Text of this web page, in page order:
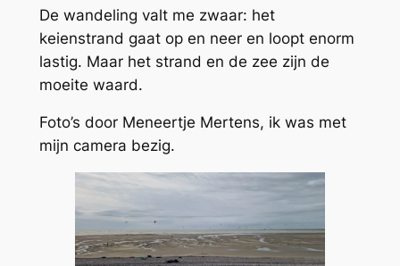
De wandeling valt me zwaar: het
keienstrand gaat op en neer en loopt enorm
lastig. Maar het strand en de zee zijn de
moeite waard.
Foto’s door Meneertje Mertens, ik was met
mijn camera bezig.